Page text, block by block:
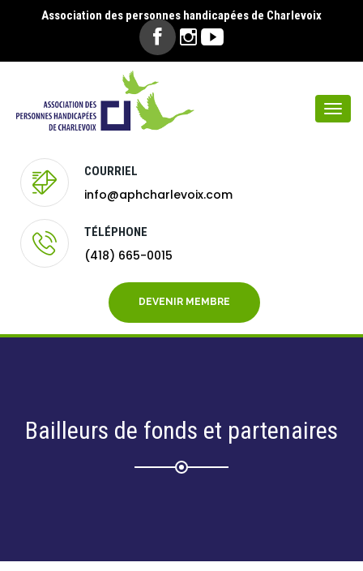
Association des personnes handicapées de Charlevoix
COURRIEL
info@aphcharlevoix.com
TÉLÉPHONE
(418) 665-0015
DEVENIR MEMBRE
Bailleurs de fonds et partenaires